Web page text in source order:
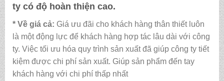
ty có độ hoàn thiện cao.
* Về giá cả: Giá ưu đãi cho khách hàng thân thiết luôn
là một động lực để khách hàng hợp tác lâu dài với công
ty. Việc tối ưu hóa quy trình sản xuất đã giúp công ty tiết
kiệm được chi phí sản xuất. Giúp sản phẩm đến tay
khách hàng với chi phí thấp nhất